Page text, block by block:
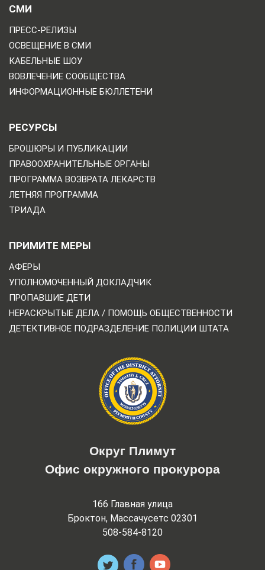
СМИ
ПРЕСС-РЕЛИЗЫ
ОСВЕЩЕНИЕ В СМИ
КАБЕЛЬНЫЕ ШОУ
ВОВЛЕЧЕНИЕ СООБЩЕСТВА
ИНФОРМАЦИОННЫЕ БЮЛЛЕТЕНИ
РЕСУРСЫ
БРОШЮРЫ И ПУБЛИКАЦИИ
ПРАВООХРАНИТЕЛЬНЫЕ ОРГАНЫ
ПРОГРАММА ВОЗВРАТА ЛЕКАРСТВ
ЛЕТНЯЯ ПРОГРАММА
ТРИАДА
ПРИМИТЕ МЕРЫ
АФЕРЫ
УПОЛНОМОЧЕННЫЙ ДОКЛАДЧИК
ПРОПАВШИЕ ДЕТИ
НЕРАСКРЫТЫЕ ДЕЛА / ПОМОЩЬ ОБЩЕСТВЕННОСТИ
ДЕТЕКТИВНОЕ ПОДРАЗДЕЛЕНИЕ ПОЛИЦИИ ШТАТА
Округ Плимут
Офис окружного прокурора
166 Главная улица
Броктон, Массачусетс 02301
508-584-8120